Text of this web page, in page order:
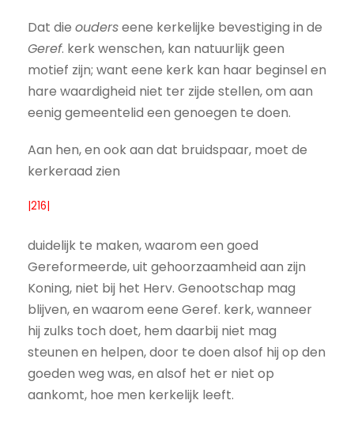
Dat die ouderseene kerkelijke bevestiging in de
Geref. kerk wenschen, kan natuurlijk geen
motief zijn; want eene kerk kan haar beginsel en
hare waardigheid niet ter zijde stellen, om aan
eenig gemeentelid een genoegen te doen.
Aan hen, en ook aan dat bruidspaar, moet de
kerkeraad zien
|216|
duidelijk te maken, waarom een goed
Gereformeerde, uit gehoorzaamheid aan zijn
Koning, niet bij het Herv. Genootschap mag
blijven, en waarom eene Geref. kerk, wanneer
hij zulks toch doet, hem daarbij niet mag
steunen en helpen, door te doen alsof hij op den
goeden weg was, en alsof het er niet op
aankomt, hoe men kerkelijk leeft.